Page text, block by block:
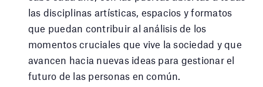
las disciplinas artísticas, espacios y formatos
que puedan contribuir al análisis de los
momentos cruciales que vive la sociedad y que
avancen hacia nuevas ideas para gestionar el
futuro de las personas en común.